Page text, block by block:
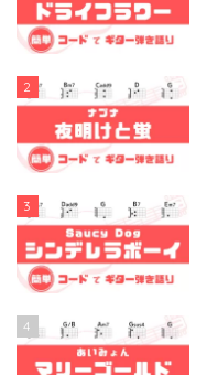
2
3
4